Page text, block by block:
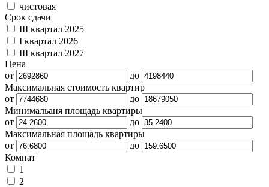
чистовая
Срок сдачи
III квартал 2025
I квартал 2026
III квартал 2027
Цена
от
до
Максимальная стоимость квартир
от
до
Минимальаня площадь квартиры
от
до
Максимальная площадь квартиры
от
до
Комнат
1
2